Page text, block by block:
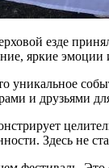
езде
яркие
и друзьями
Здесь не